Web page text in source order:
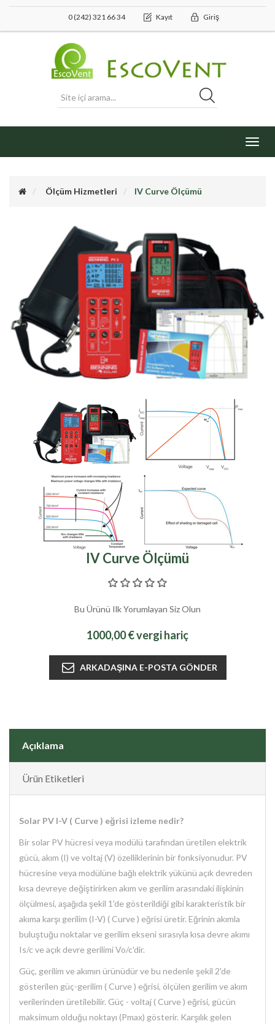
0 (242) 321 66 34 Kayıt Giriş
Ölçüm Hizmetleri IV Curve Ölçümü
IV Curve Ölçümü
Bu Ürünü Ilk Yorumlayan Siz Olun
1000,00 € vergi hariç
Açıklama
Ürün Etiketleri
Solar PV I-V ( Curve ) eğrisi izleme nedir?
Bir solar PV hücresi veya modülü tarafından üretilen elektrik
gücü, akım (I) ve voltaj (V) özelliklerinin bir fonksiyonudur. PV
hücresine veya modülüne bağlı elektrik yükünü açık devreden
kısa devreye değiştirirken akım ve gerilim arasındaki ilişkinin
ölçülmesi, aşağıda şekil 1'de gösterildiği gibi karakteristik bir
akıma karşı gerilim (I-V) ( Curve ) eğrisi üretir. Eğrinin akımla
buluştuğu noktalar ve gerilim ekseni sırasıyla kısa devre akımı
Is/c ve açık devre gerilimi Vo/c'dir.
Güç, gerilim ve akımın ürünüdür ve bu nedenle şekil 2'de
gösterilen güç-gerilim ( Curve ) eğrisi, ölçülen gerilim ve akım
verilerinden üretilebilir. Güç - voltaj ( Curve ) eğrisi, gücün
maksimum olduğu noktayı (Pmax) gösterir. Karşılık gelen